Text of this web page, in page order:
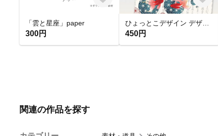
「雲と星座」paper
300円 450円
関連の作品を探す